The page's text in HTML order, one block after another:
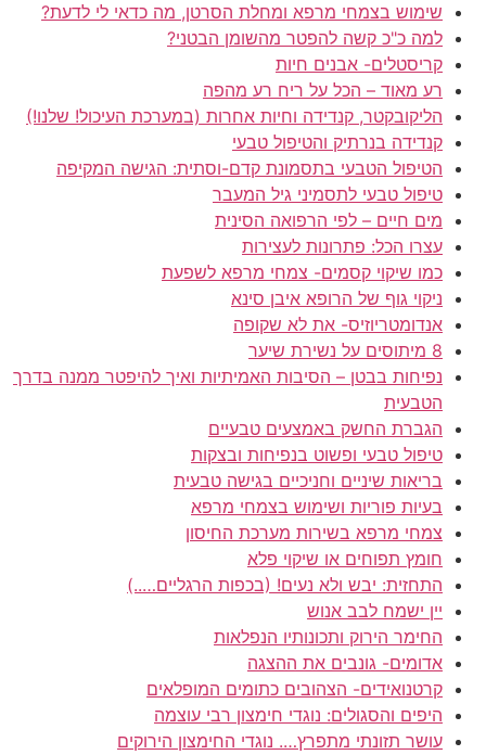
שימוש בצמחי מרפא ומחלת הסרטן, מה כדאי לי לדעת?
למה כ"כ קשה להפטר מהשומן הבטני?
קריסטלים- אבנים חיות
רע מאוד – הכל על ריח רע מהפה
הליקובקטר, קנדידה וחיות אחרות (במערכת העיכול! שלנו!)
קנדידה בנרתיק והטיפול טבעי
הטיפול הטבעי בתסמונת קדם-וסתית: הגישה המקיפה
טיפול טבעי לתסמיני גיל המעבר
מים חיים – לפי הרפואה הסינית
עצרו הכל: פתרונות לעצירות
כמו שיקוי קסמים- צמחי מרפא לשפעת
ניקוי גוף של הרופא איבן סינא
אנדומטריוזיס- את לא שקופה
8 מיתוסים על נשירת שיער
נפיחות בבטן – הסיבות האמיתיות ואיך להיפטר ממנה בדרך
הטבעית
הגברת החשק באמצעים טבעיים
טיפול טבעי ופשוט בנפיחות ובצקות
בריאות שיניים וחניכיים בגישה טבעית
בעיות פוריות ושימוש בצמחי מרפא
צמחי מרפא בשירות מערכת החיסון
חומץ תפוחים או שיקוי פלא
התחזית: יבש ולא נעים! (בכפות הרגליים…..)
יין ישמח לבב אנוש
החימר הירוק ותכונותיו הנפלאות
אדומים- גונבים את ההצגה
קרטנואידים- הצהובים כתומים המופלאים
היפים והסגולים: נוגדי חימצון רבי עוצמה
עושר תזונתי מתפרץ…. נוגדי החימצון הירוקים